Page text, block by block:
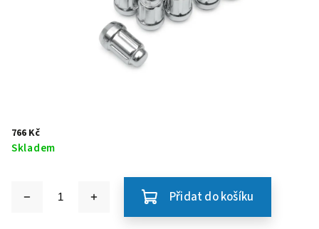
766 Kč
Skladem
Přidat do košíku